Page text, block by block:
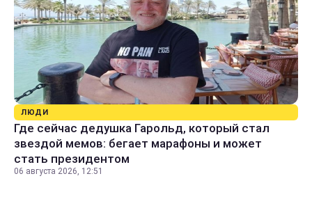
ЛЮДИ
Где сейчас дедушка Гарольд, который стал
звездой мемов: бегает марафоны и может
стать президентом
06 августа 2026, 12:51